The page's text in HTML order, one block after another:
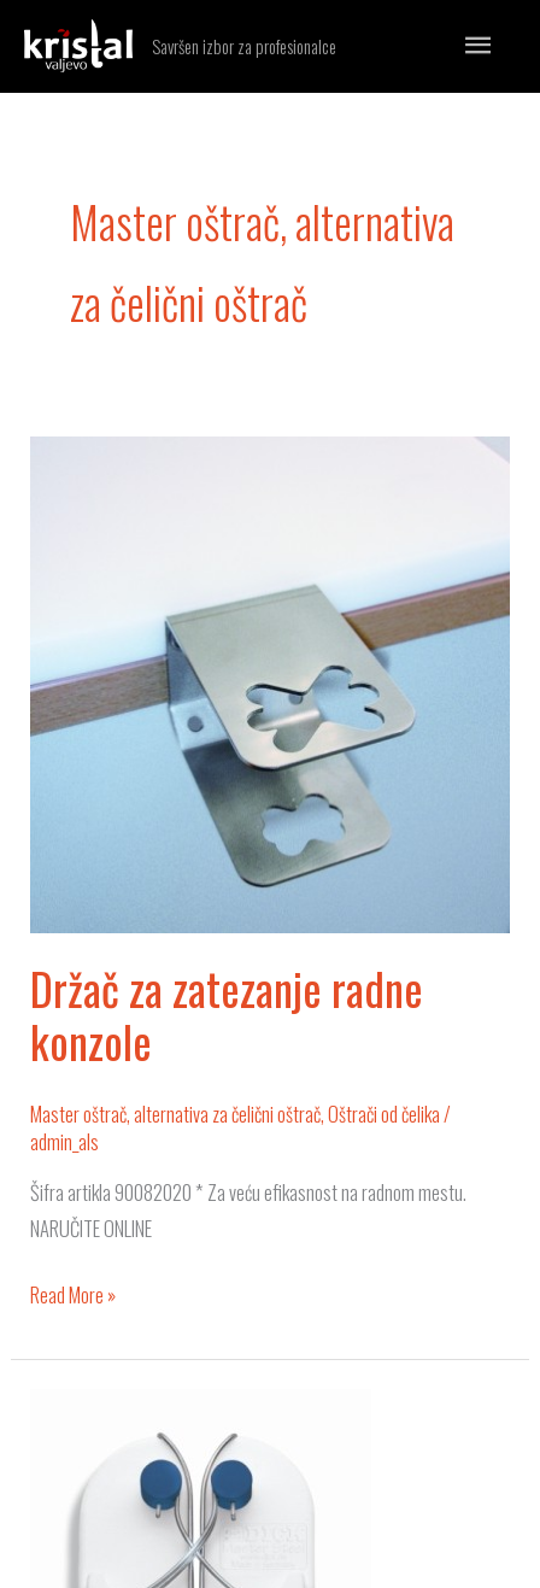
content
Savršen izbor za profesionalce
Master oštrač, alternativa
za čelični oštrač
Držač za zatezanje radne
konzole
Master oštrač, alternativa za čelični oštrač,Oštrači od čelika/
admin_als
Šifra artikla 90082020 * Za veću efikasnost na radnom mestu.
NARUČITE ONLINE
Read More »
poliranje